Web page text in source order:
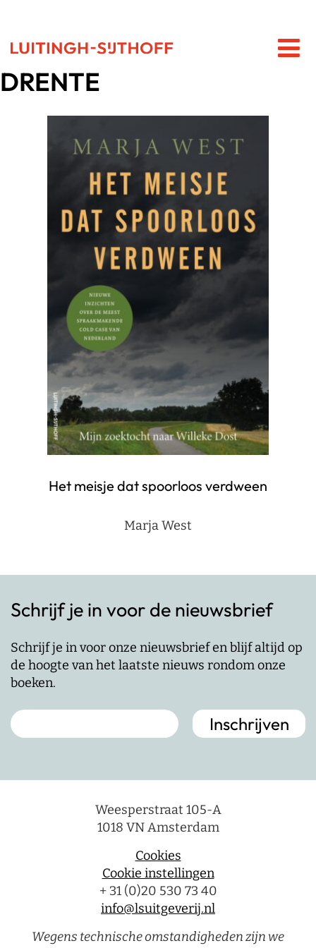
DRENTE
Het meisje dat spoorloos verdween
Marja West
Schrijf je in voor de nieuwsbrief
Schrijf je in voor onze nieuwsbrief en blijf altijd op
de hoogte van het laatste nieuws rondom onze
boeken.
Weesperstraat 105-A
1018 VN Amsterdam
Cookies
Cookie instellingen
+ 31 (0)20 530 73 40
info@lsuitgeverij.nl
Wegens technische omstandigheden zijn we